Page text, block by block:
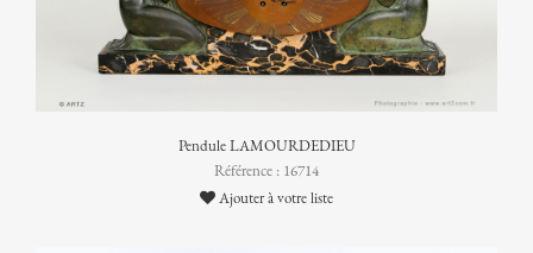
Pendule LAMOURDEDIEU
Référence : 16714
Ajouter à votre liste